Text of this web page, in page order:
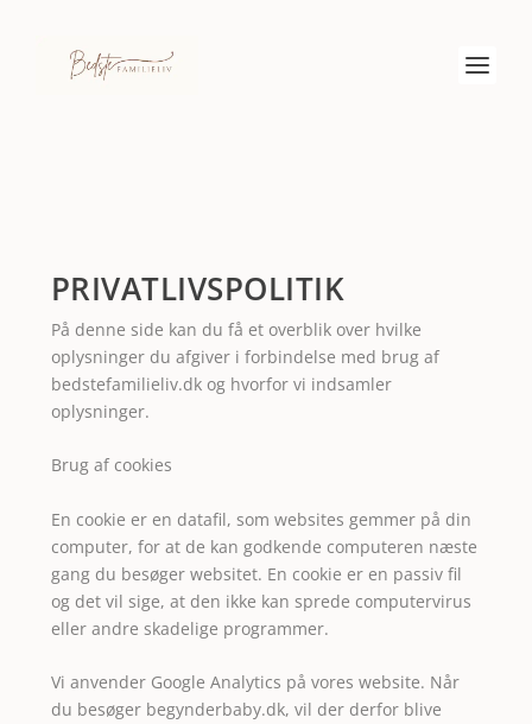
PRIVATLIVSPOLITIK
På denne side kan du få et overblik over hvilke
oplysninger du afgiver i forbindelse med brug af
bedstefamilieliv.dk og hvorfor vi indsamler
oplysninger.
Brug af cookies
En cookie er en datafil, som websites gemmer på din
computer, for at de kan godkende computeren næste
gang du besøger websitet. En cookie er en passiv fil
og det vil sige, at den ikke kan sprede computervirus
eller andre skadelige programmer.
Vi anvender Google Analytics på vores website. Når
du besøger begynderbaby.dk, vil der derfor blive